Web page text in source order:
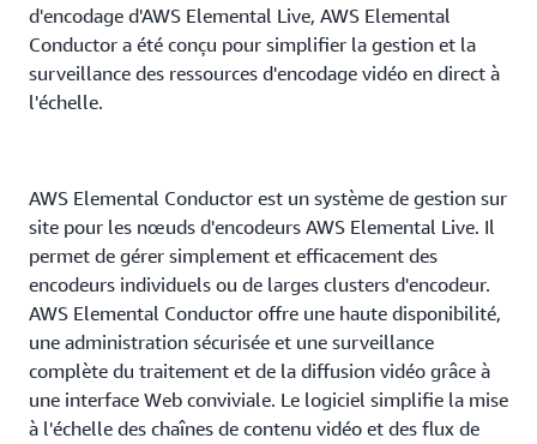
d'encodage d'AWS Elemental Live, AWS Elemental
Conductor a été conçu pour simplifier la gestion et la
surveillance des ressources d'encodage vidéo en direct à
l'échelle.
AWS Elemental Conductor est un système de gestion sur
site pour les nœuds d'encodeurs AWS Elemental Live. Il
permet de gérer simplement et efficacement des
encodeurs individuels ou de larges clusters d'encodeur.
AWS Elemental Conductor offre une haute disponibilité,
une administration sécurisée et une surveillance
complète du traitement et de la diffusion vidéo grâce à
une interface Web conviviale. Le logiciel simplifie la mise
à l'échelle des chaînes de contenu vidéo et des flux de